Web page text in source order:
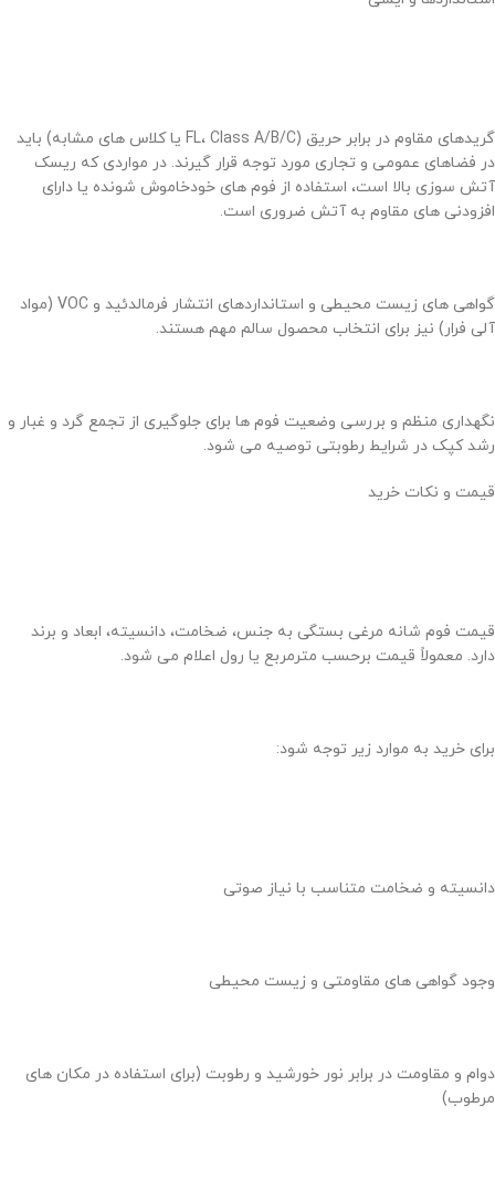
گریدهای مقاوم در برابر حریق (FL، Class A/B/C یا کلاس های مشابه) باید
در فضاهای عمومی و تجاری مورد توجه قرار گیرند. در مواردی که ریسک
آتش سوزی بالا است، استفاده از فوم های خودخاموش شونده یا دارای
افزودنی های مقاوم به آتش ضروری است.
گواهی های زیست محیطی و استانداردهای انتشار فرمالدئید و VOC (مواد
آلی فرار) نیز برای انتخاب محصول سالم مهم هستند.
نگهداری منظم و بررسی وضعیت فوم ها برای جلوگیری از تجمع گرد و غبار و
رشد کپک در شرایط رطوبتی توصیه می شود.
قیمت و نکات خرید
قیمت فوم شانه مرغی بستگی به جنس، ضخامت، دانسیته، ابعاد و برند
دارد. معمولاً قیمت برحسب مترمربع یا رول اعلام می شود.
برای خرید به موارد زیر توجه شود:
دانسیته و ضخامت متناسب با نیاز صوتی
وجود گواهی های مقاومتی و زیست محیطی
دوام و مقاومت در برابر نور خورشید و رطوبت (برای استفاده در مکان های
مرطوب)